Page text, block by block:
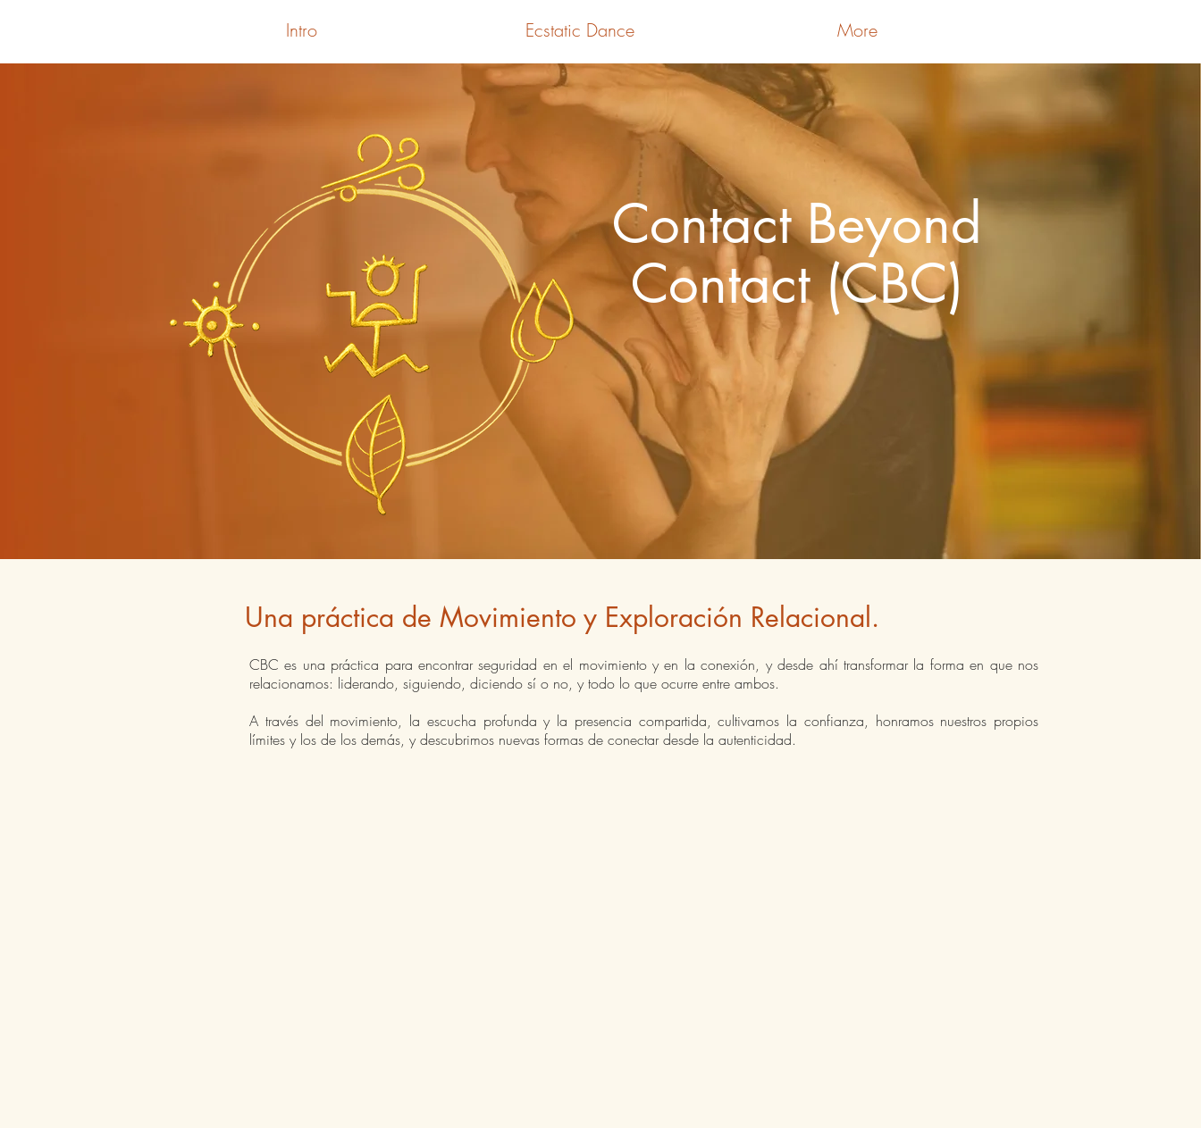
Intro Ecstatic Dance More
Contact Beyond
Contact (CBC)
Una práctica de Movimiento y Exploración Relacional.
CBC es una práctica para encontrar seguridad en el movimiento y en la conexión, y desde ahí transformar la forma en que nos
relacionamos: liderando, siguiendo, diciendo sí o no, y todo lo que ocurre entre ambos.
A través del movimiento, la escucha profunda y la presencia compartida, cultivamos la confianza, honramos nuestros propios
límites y los de los demás, y descubrimos nuevas formas de conectar desde la autenticidad.